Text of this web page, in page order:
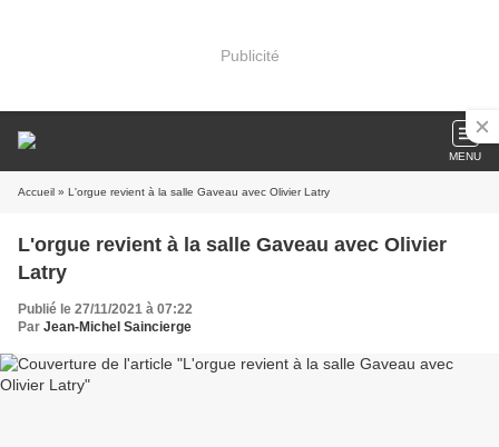
Publicité
MENU
Accueil » L'orgue revient à la salle Gaveau avec Olivier Latry
L'orgue revient à la salle Gaveau avec Olivier
Latry
Publié le 27/11/2021 à 07:22
Par Jean-Michel Saincierge